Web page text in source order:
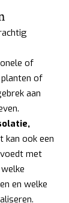
of
of
aan
kan ook een
met
en welke